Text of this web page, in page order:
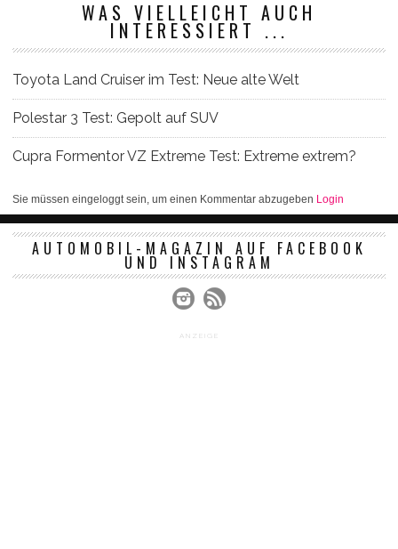
WAS VIELLEICHT AUCH
INTERESSIERT ...
Toyota Land Cruiser im Test: Neue alte Welt
Polestar 3 Test: Gepolt auf SUV
Cupra Formentor VZ Extreme Test: Extreme extrem?
Sie müssen eingeloggt sein, um einen Kommentar abzugeben Login
AUTOMOBIL-MAGAZIN AUF FACEBOOK
UND INSTAGRAM
ANZEIGE